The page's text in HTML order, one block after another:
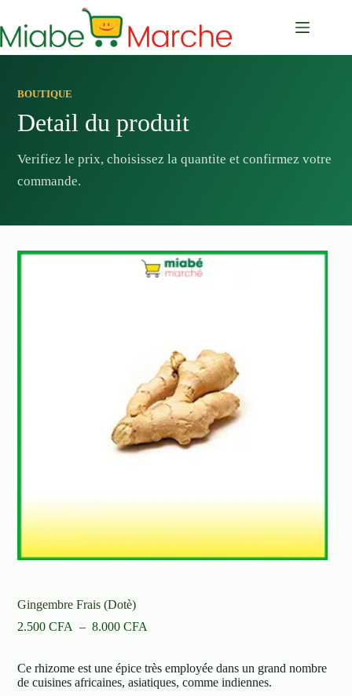
contenu
BOUTIQUE
Detail du produit
Verifiez le prix, choisissez la quantite et confirmez votre
commande.
Gingembre Frais (Dotè)
2.500CFA – 8.000CFA
2.500 CFA
à
Ce rhizome est une épice très employée dans un grand nombre
de cuisines africaines, asiatiques, comme indiennes.